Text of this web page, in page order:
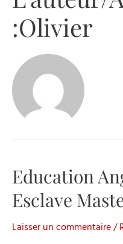
:Olivier
Education
Esclave
Laisser un commentaire/